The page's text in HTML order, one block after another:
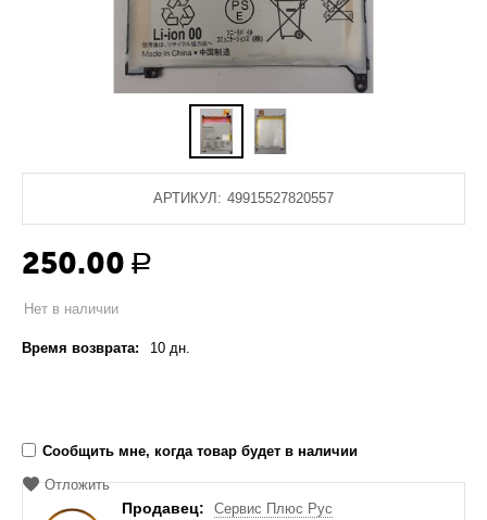
АРТИКУЛ: 49915527820557
250.00 Р
Нет в наличии
Время возврата: 10 дн.
Сообщить мне, когда товар будет в наличии
Отложить
Продавец:
Сервис Плюс Рус